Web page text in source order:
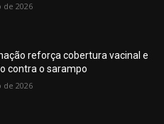
de 2026
reforça cobertura vacinal e
contra o sarampo
de 2026